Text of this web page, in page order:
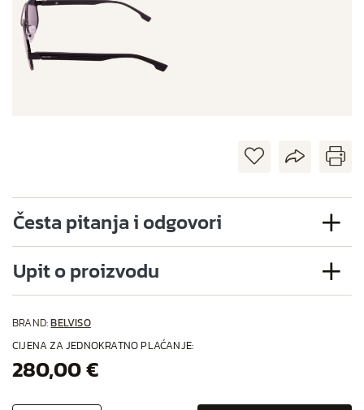
Česta pitanja i odgovori
Upit o proizvodu
BRAND:BELVISO
CIJENA ZA JEDNOKRATNO PLAĆANJE:
280,00 €